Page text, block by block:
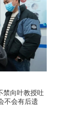
禁向叶教授吐
不会有后遗